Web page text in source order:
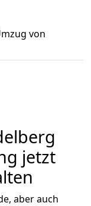
von
jetzt
aber auch